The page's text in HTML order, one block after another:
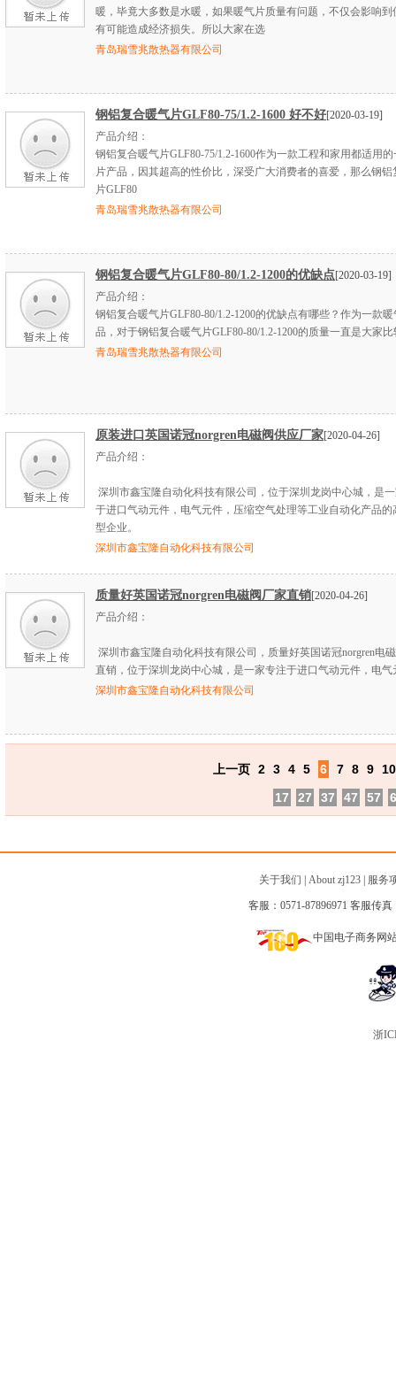
暖，毕竟大多数是水暖，如果暖气片质量有问题，不仅会影响到
有可能造成经济损失。所以大家在选
青岛瑞雪兆散热器有限公司
钢铝复合暖气片GLF80-75/1.2-1600 好不好[2020-03-19]
产品介绍：
钢铝复合暖气片GLF80-75/1.2-1600作为一款工程和家用都适用
片产品，因其超高的性价比，深受广大消费者的喜爱，那么钢铝
片GLF80
青岛瑞雪兆散热器有限公司
钢铝复合暖气片GLF80-80/1.2-1200的优缺点[2020-03-19]
产品介绍：
钢铝复合暖气片GLF80-80/1.2-1200的优缺点有哪些？作为一款
品，对于钢铝复合暖气片GLF80-80/1.2-1200的质量一直是大家比
青岛瑞雪兆散热器有限公司
原装进口英国诺冠norgren电磁阀供应厂家[2020-04-26]
产品介绍：
深圳市鑫宝隆自动化科技有限公司，位于深圳龙岗中心城，是
于进口气动元件，电气元件，压缩空气处理等工业自动化产品的
型企业。
深圳市鑫宝隆自动化科技有限公司
质量好英国诺冠norgren电磁阀厂家直销[2020-04-26]
产品介绍：
深圳市鑫宝隆自动化科技有限公司，质量好英国诺冠norgren电
直销，位于深圳龙岗中心城，是一家专注于进口气动元件，电气
深圳市鑫宝隆自动化科技有限公司
上一页 2 3 4 5 6 7 8 9
10
17
27 37 47 57
关于我们 About zj123| 服务
客服：0571-87896971 客服传真
中国电子商务网
浙